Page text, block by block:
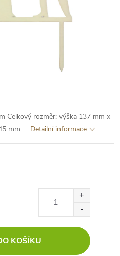
Celkový rozměr: výška 137 mm x
mm Detailní informace
KOŠÍKU